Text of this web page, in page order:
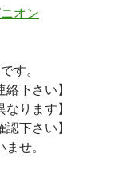
オン
す。
下さい】
ります】
下さい】
せ。